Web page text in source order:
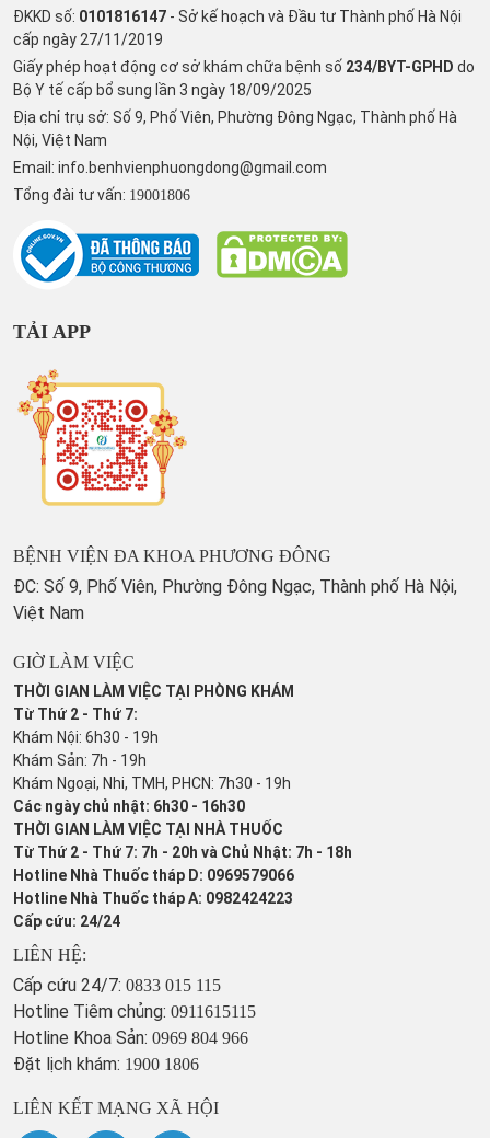
ĐKKD số: 0101816147 - Sở kế hoạch và Đầu tư Thành phố Hà Nội
cấp ngày 27/11/2019
Giấy phép hoạt động cơ sở khám chữa bệnh số 234/BYT-GPHD do
Bộ Y tế cấp bổ sung lần 3 ngày 18/09/2025
Địa chỉ trụ sở: Số 9, Phố Viên, Phường Đông Ngạc, Thành phố Hà
Nội, Việt Nam
Email: info.benhvienphuongdong@gmail.com
Tổng đài tư vấn: 19001806
TẢI APP
BỆNH VIỆN ĐA KHOA PHƯƠNG ĐÔNG
ĐC: Số 9, Phố Viên, Phường Đông Ngạc, Thành phố Hà Nội,
Việt Nam
GIỜ LÀM VIỆC
THỜI GIAN LÀM VIỆC TẠI PHÒNG KHÁM
Từ Thứ 2 - Thứ 7:
Khám Nội: 6h30 - 19h
Khám Sản: 7h - 19h
Khám Ngoại, Nhi, TMH, PHCN: 7h30 - 19h
Các ngày chủ nhật: 6h30 - 16h30
THỜI GIAN LÀM VIỆC TẠI NHÀ THUỐC
Từ Thứ 2 - Thứ 7: 7h - 20h và Chủ Nhật: 7h - 18h
Hotline Nhà Thuốc tháp D: 0969579066
Hotline Nhà Thuốc tháp A: 0982424223
Cấp cứu: 24/24
LIÊN HỆ:
Cấp cứu 24/7: 0833 015 115
Hotline Tiêm chủng: 0911615115
Hotline Khoa Sản: 0969 804 966
Đặt lịch khám: 1900 1806
LIÊN KẾT MẠNG XÃ HỘI